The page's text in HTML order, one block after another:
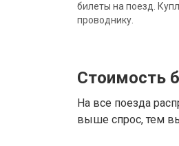
билеты на поезд.
проводнику.
Стоимость
На все поезда
выше спрос, тем